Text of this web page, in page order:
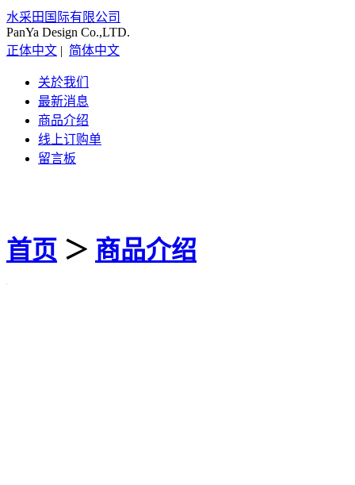
水采田国际有限公司
PanYa Design Co.,LTD.
正体中文 | 简体中文
关於我们
最新消息
商品介绍
线上订购单
留言板
首页 ＞ 商品介绍